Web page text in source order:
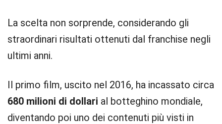
La scelta non sorprende, considerando gli
straordinari risultati ottenuti dal franchise negli
ultimi anni.
Il primo film, uscito nel 2016, ha incassato circa
680 milioni di dollari al botteghino mondiale,
diventando poi uno dei contenuti più visti in